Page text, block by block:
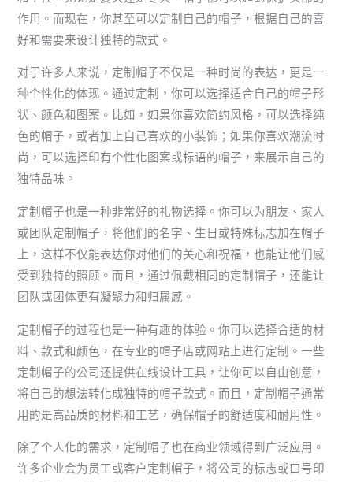
作用。而现在，你甚至可以定制自己的帽子，根据自己的喜
好和需要来设计独特的款式。
对于许多人来说，定制帽子不仅是一种时尚的表达，更是一
种个性化的体现。通过定制，你可以选择适合自己的帽子形
状、颜色和图案。比如，如果你喜欢简约风格，可以选择纯
色的帽子，或者加上自己喜欢的小装饰；如果你喜欢潮流时
尚，可以选择印有个性化图案或标语的帽子，来展示自己的
独特品味。
定制帽子也是一种非常好的礼物选择。你可以为朋友、家人
或团队定制帽子，将他们的名字、生日或特殊标志加在帽子
上，这样不仅能表达你对他们的关心和祝福，也能让他们感
受到独特的照顾。而且，通过佩戴相同的定制帽子，还能让
团队或团体更有凝聚力和归属感。
定制帽子的过程也是一种有趣的体验。你可以选择合适的材
料、款式和颜色，在专业的帽子店或网站上进行定制。一些
定制帽子的公司还提供在线设计工具，让你可以自由创意，
将自己的想法转化成独特的帽子款式。而且，定制帽子通常
用的是高品质的材料和工艺，确保帽子的舒适度和耐用性。
除了个人化的需求，定制帽子也在商业领域得到广泛应用。
许多企业会为员工或客户定制帽子，将公司的标志或口号印